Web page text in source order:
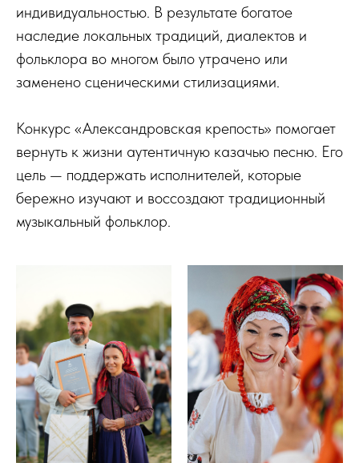
индивидуальностью. В результате богатое
наследие локальных традиций, диалектов и
фольклора во многом было утрачено или
заменено сценическими стилизациями.
Конкурс «Александровская крепость» помогает
вернуть к жизни аутентичную казачью песню. Его
цель — поддержать исполнителей, которые
бережно изучают и воссоздают традиционный
музыкальный фольклор.